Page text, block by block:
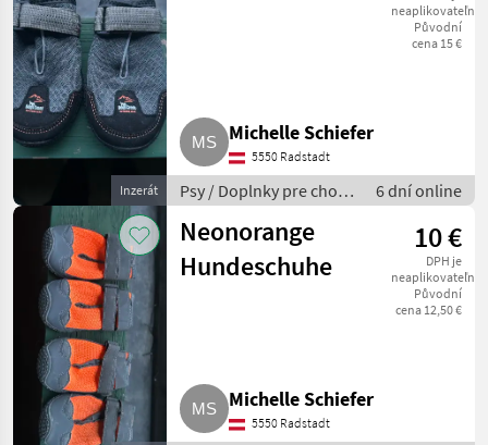
Inzerát
neaplikovateľné
Původní
cena 15 €
Michelle Schiefer
5550 Radstadt
Psy / Doplnky pre chov
psov
6 dní online
Neonorange
Hundeschuhe
10 €
DPH je
neaplikovateľné
Původní
cena 12,50 €
Michelle Schiefer
5550 Radstadt